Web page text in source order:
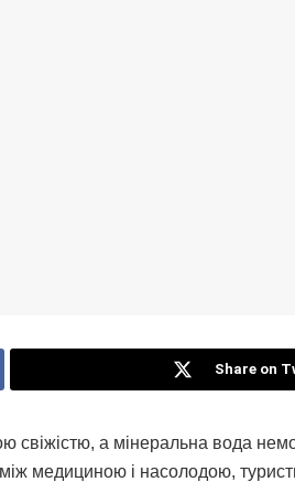
Share on
свіжістю, а мінеральна вода
медициною і насолодою,